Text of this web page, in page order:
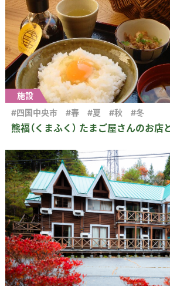
施設
熊福（くまふく） たまご屋さんのお店
#四国中央市 #春 #夏 #秋 #冬